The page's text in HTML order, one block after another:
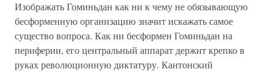
Изображать Гоминьдан как ни к чему не обязывающую
бесформенную организацию значит искажать самое
существо вопроса. Как ни бесформен Гоминьдан на
периферии, его центральный аппарат держит крепко в
руках революционную диктатуру. Кантонский